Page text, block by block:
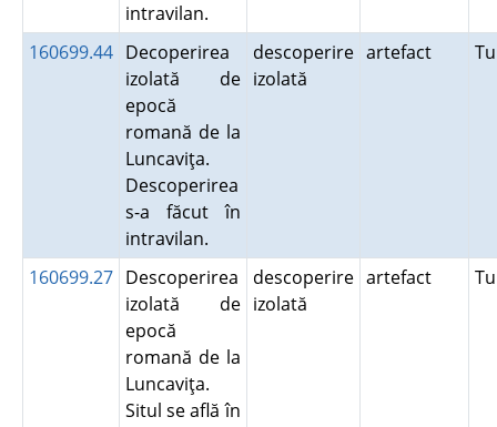
intravilan.
160699.44 Decoperirea
izolată de
epocă
romană de la
Luncaviţa.
Descoperirea
s-a făcut în
intravilan.
descoperire
izolată
artefact
160699.27 Descoperirea
izolată de
epocă
romană de la
Luncaviţa.
Situl se află în
descoperire
izolată
artefact